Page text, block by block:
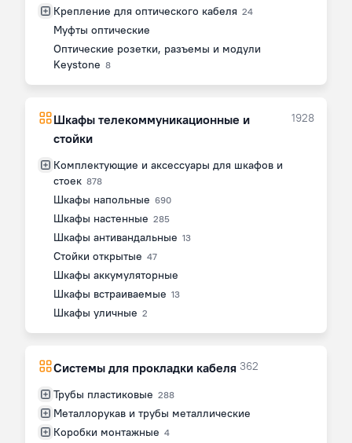
Крепление для оптического кабеля 24
Муфты оптические
Оптические розетки, разъемы и модули
Keystone 8
Шкафы телекоммуникационные и
стойки
1928
Комплектующие и аксессуары для шкафов и
стоек 878
Шкафы напольные 690
Шкафы настенные 285
Шкафы антивандальные 13
Стойки открытые 47
Шкафы аккумуляторные
Шкафы встраиваемые 13
Шкафы уличные 2
Системы для прокладки кабеля 362
Трубы пластиковые 288
Металлорукав и трубы металлические
Коробки монтажные 4